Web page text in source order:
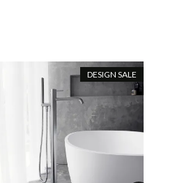
DESIGN SALE